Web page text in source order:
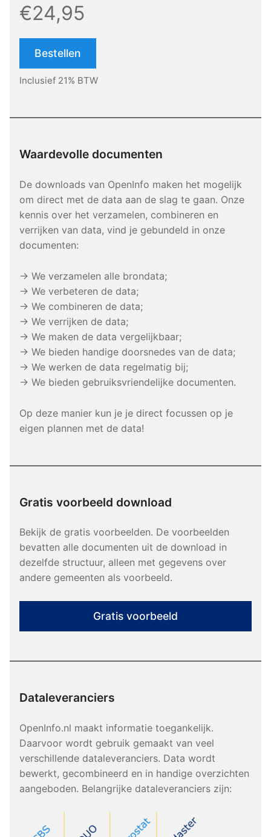
€24,95
Bestellen
Inclusief 21% BTW
Waardevolle documenten
De downloads van OpenInfo maken het mogelijk
om direct met de data aan de slag te gaan. Onze
kennis over het verzamelen, combineren en
verrijken van data, vind je gebundeld in onze
documenten:
→ We verzamelen alle brondata;
→ We verbeteren de data;
→ We combineren de data;
→ We verrijken de data;
→ We maken de data vergelijkbaar;
→ We bieden handige doorsnedes van de data;
→ We werken de data regelmatig bij;
→ We bieden gebruiksvriendelijke documenten.
Op deze manier kun je je direct focussen op je
eigen plannen met de data!
Gratis voorbeeld download
Bekijk de gratis voorbeelden. De voorbeelden
bevatten alle documenten uit de download in
dezelfde structuur, alleen met gegevens over
andere gemeenten als voorbeeld.
Gratis voorbeeld
Dataleveranciers
OpenInfo.nl maakt informatie toegankelijk.
Daarvoor wordt gebruik gemaakt van veel
verschillende dataleveranciers. Data wordt
bewerkt, gecombineerd en in handige overzichten
aangeboden. Belangrijke dataleveranciers zijn: